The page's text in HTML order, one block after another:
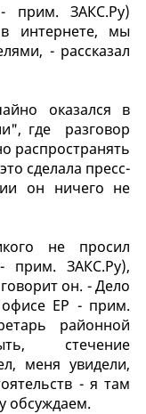
ЗАКС.Ру)
интернете, мы
- рассказал
оказался в
где разговор
распространять
сделала пресс-
он ничего не
не просил
прим. ЗАКС.Ру),
он. - Дело
ЕР - прим.
районной
стечение
меня увидели,
- я там
обсуждаем.